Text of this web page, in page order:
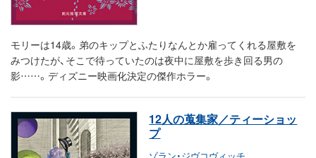
モリーは14歳。弟のキップとふたりなんとか雇ってくれる屋敷を
みつけたが、そこで待っていたのは夜中に屋敷を歩き回る男の
影……。ディズニー映画化決定の傑作ホラー。
12人の蒐集家／ティーショッ
プ